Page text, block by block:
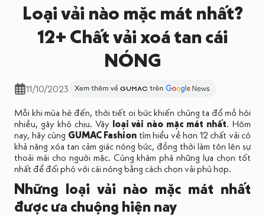
Loại vải nào mặc mát nhất?
12+ Chất vải xoá tan cái
NÓNG
11/10/2023
Mỗi khi mùa hè đến, thời tiết oi bức khiến chúng ta đổ mồ hôi
nhiều, gây khó chịu. Vậy loại vải nào mặc mát nhất. Hôm
nay, hãy cùng GUMAC Fashion tìm hiểu về hơn 12 chất vải có
khả năng xóa tan cảm giác nóng bức, đồng thời làm tôn lên sự
thoải mái cho người mặc. Cùng khám phá những lựa chọn tốt
nhất để đối phó với cái nóng bằng cách chọn vải phù hợp.
Những loại vải nào mặc mát nhất
được ưa chuộng hiện nay